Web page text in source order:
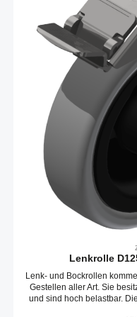
Lenkrolle
Lenk- und Bockrollen
Gestellen aller Art. Sie
und sind hoch belastbar.